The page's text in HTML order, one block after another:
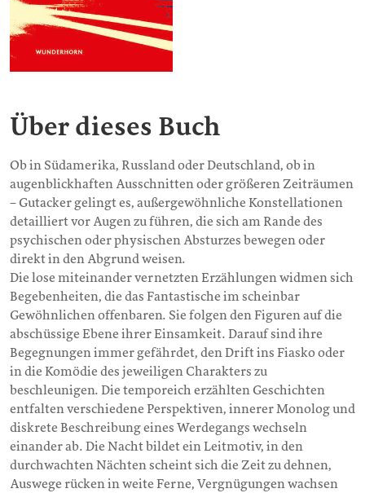
Über dieses Buch
Ob in Südamerika, Russland oder Deutschland, ob in
augenblickhaften Ausschnitten oder größeren Zeiträumen
– Gutacker gelingt es, außergewöhnliche Konstellationen
detailliert vor Augen zu führen, die sich am Rande des
psychischen oder physischen Absturzes bewegen oder
direkt in den Abgrund weisen.
Die lose miteinander vernetzten Erzählungen widmen sich
Begebenheiten, die das Fantastische im scheinbar
Gewöhnlichen offenbaren. Sie folgen den Figuren auf die
abschüssige Ebene ihrer Einsamkeit. Darauf sind ihre
Begegnungen immer gefährdet, den Drift ins Fiasko oder
in die Komödie des jeweiligen Charakters zu
beschleunigen. Die temporeich erzählten Geschichten
entfalten verschiedene Perspektiven, innerer Monolog und
diskrete Beschreibung eines Werdegangs wechseln
einander ab. Die Nacht bildet ein Leitmotiv, in den
durchwachten Nächten scheint sich die Zeit zu dehnen,
Auswege rücken in weite Ferne, Vergnügungen wachsen